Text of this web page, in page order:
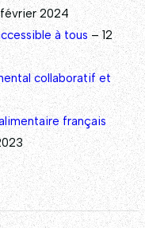
2024
à tous– 12
collaboratif et
français